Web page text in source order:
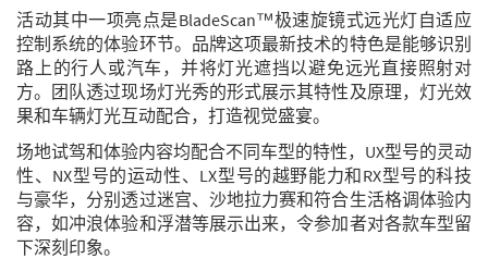
活动其中一项亮点是BladeScan™极速旋镜式远光灯自适应
控制系统的体验环节。品牌这项最新技术的特色是能够识别
路上的行人或汽车，并将灯光遮挡以避免远光直接照射对
方。团队透过现场灯光秀的形式展示其特性及原理，灯光效
果和车辆灯光互动配合，打造视觉盛宴。
场地试驾和体验内容均配合不同车型的特性，UX型号的灵动
性、NX型号的运动性、LX型号的越野能力和RX型号的科技
与豪华，分别透过迷宫、沙地拉力赛和符合生活格调体验内
容，如冲浪体验和浮潜等展示出来，令参加者对各款车型留
下深刻印象。